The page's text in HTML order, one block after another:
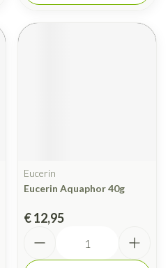
Eucerin
Eucerin Aquaphor 40g
€ 12,95